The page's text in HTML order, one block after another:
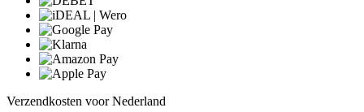
Verzendkosten voor Nederland